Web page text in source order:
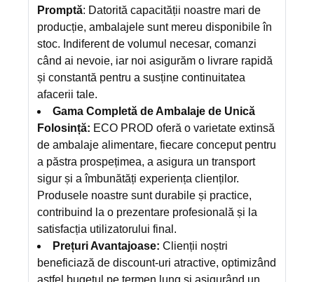
Promptă: Datorită capacității noastre mari de
producție, ambalajele sunt mereu disponibile în
stoc. Indiferent de volumul necesar, comanzi
când ai nevoie, iar noi asigurăm o livrare rapidă
și constantă pentru a susține continuitatea
afacerii tale.
Gama Completă de Ambalaje de Unică
Folosință: ECO PROD oferă o varietate extinsă
de ambalaje alimentare, fiecare conceput pentru
a păstra prospețimea, a asigura un transport
sigur și a îmbunătăți experiența clienților.
Produsele noastre sunt durabile și practice,
contribuind la o prezentare profesională și la
satisfacția utilizatorului final.
Prețuri Avantajoase: Clienții noștri
beneficiază de discount-uri atractive, optimizând
astfel bugetul pe termen lung și asigurând un